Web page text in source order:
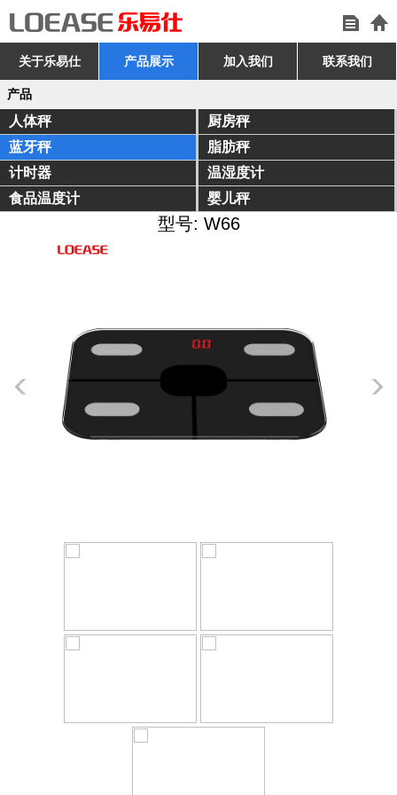
关于乐易仕 产品展示 加入我们 联系我们
产品
人体秤
厨房秤
蓝牙秤
脂肪秤
计时器
温湿度计
食品温度计
婴儿秤
型号: W66